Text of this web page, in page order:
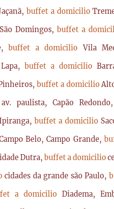
buffet a domicilio
São Domingos, buffet a
buffet a domicilioVila
Lapa, buffet a domicilio
buffet a domicilio
av. paulista, Capão
buffet a domicilio
Belo, Campo Grande,
Dutra, buffet a domicilio
cidades da grande são Paulo,
a domicilio Diadema,